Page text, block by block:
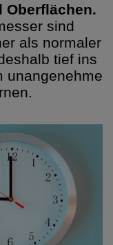
Oberflächen.
sind
als normaler
tief ins
unangenehme